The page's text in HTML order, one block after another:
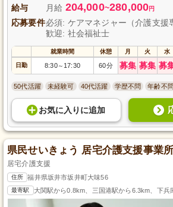
給与 月給 204,000~280,000円
応募要件必須: ケアマネジャー（介護支援
歓迎: 社会福祉士
就業時間 休憩 月 火 水
日勤 8:30～ 17:30 60分 募集 募集 募
50代活躍 未経験可 40代活躍 学歴不問 年齢不問
お気に入り に追加
県民せいきょう 居宅介護支援事業
居宅介護支援
住所 福井県坂井市坂井町大味56
最寄駅 大関駅から0.8km、三国港駅から6.3km、下兵